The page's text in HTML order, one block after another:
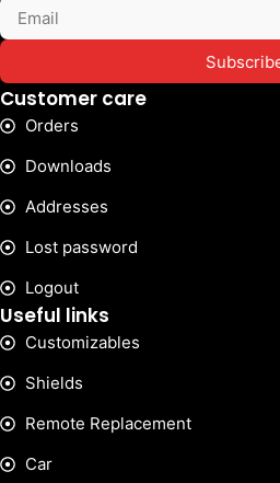
Customer care
Orders
Downloads
Addresses
Lost password
Logout
Useful links
Customizables
Shields
Remote Replacement
Car